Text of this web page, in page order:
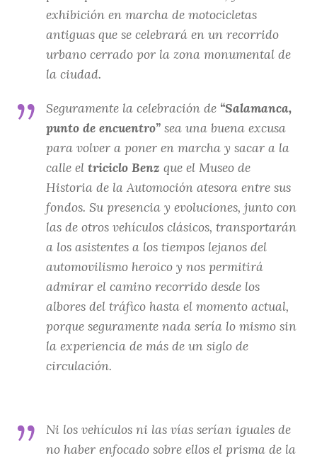
exhibición en marcha de motocicletas
antiguas que se celebrará en un recorrido
urbano cerrado por la zona monumental de
la ciudad.
Seguramente la celebración de “Salamanca,
punto de encuentro” sea una buena excusa
para volver a poner en marcha y sacar a la
calle el triciclo Benz que el Museo de
Historia de la Automoción atesora entre sus
fondos. Su presencia y evoluciones, junto con
las de otros vehículos clásicos, transportarán
a los asistentes a los tiempos lejanos del
automovilismo heroico y nos permitirá
admirar el camino recorrido desde los
albores del tráfico hasta el momento actual,
porque seguramente nada sería lo mismo sin
la experiencia de más de un siglo de
circulación.
Ni los vehículos ni las vías serían iguales de
no haber enfocado sobre ellos el prisma de la